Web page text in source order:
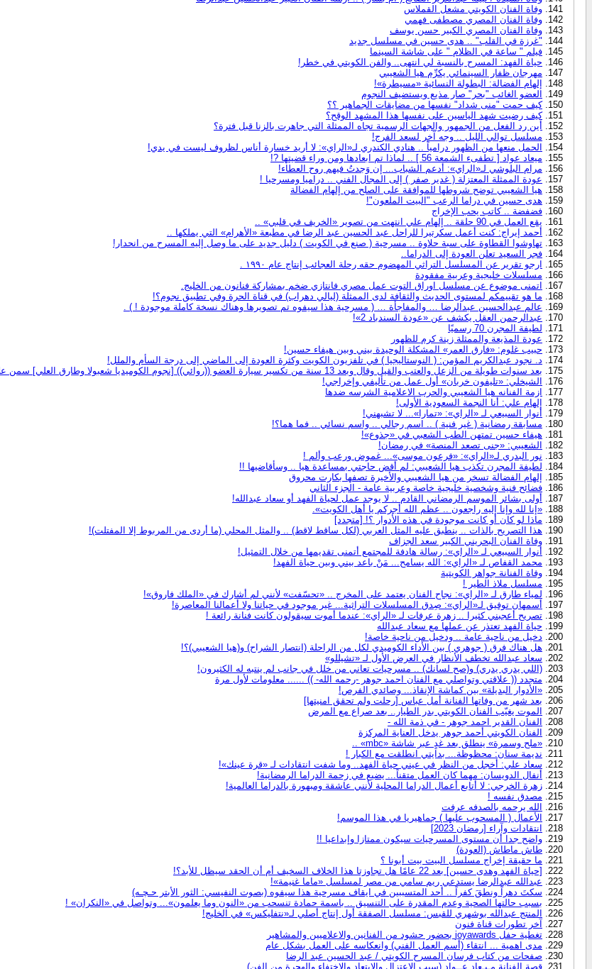
وفاة الفنان الكويتي مشعل القملاس
وفاة الفنان المصري مصطفى فهمي
وفاة الفنان المصري الكبير حسن يوسف
"غرزة في القلب" .. هدى حسين في مسلسل جديد
فيلم " ساعة في الظلام " على شاشة السينما
حياة الفهد: المسرح بالنسبة لي انتهى.. والفن الكويتي في خطر!
مهرجان ظفار السينمائي يكرِّم هيا الشعيبي
إلهام الفضالة: البطولة النسائية «مسيطرة»!
العضو الغائب "بحر" صار مذيع ويستضيف النجوم
كيف حمت "منى شداد" نفسها من مضايقات الجماهير ؟؟
كيف رضيت شهد الياسين على نفسها هذا المشهد الوقح؟
أين رد الفعل من الجمهور والجهات الرسمية تجاه الممثلة التي جاهرت بالزنا قبل فترة؟
مسلسل توالي الليل .. وجه آخر لسعد الفرج!
الحمل منعها من الظهور درامياً .. هنادي الكندري لـ«الراي»: لا أريد خسارة أناس لظروف ليست في يدي!
ميعاد عواد [ تطفىء الشمعة 56 ] .. لماذا تم ابعادها ومن وراء قضيتها ?!
مرام البلوشي لـ«الراي»: أدعم الشباب... إن وَجدتُ فيهم روح العطاء!
عودة الممثلة المعتزلة ( غدير صفر ) إلى المجال الفني .. دراميا ومسرحيا !
هيا الشعيبي توضح شروطها للموافقة على الصلح من إلهام الفضالة
هدى حسين في دراما الرعب "البيت الملعون"!
فضفضة .. كاتب يحب الإخراج
يقع العمل في 90 حلقة .. إلهام علي انتهت من تصوير «الخريف في قلبي» ..
أحمد إيراج: كنت أعمل سكرتيرا للراحل عبد الحسين عبد الرضا في مطبعة «الأهرام» التي يملكها ..
تهاوشوا القطاوة على سبة حلاوة .. مسرحية ( صنع في الكويت ) دليل جديد على ما وصل إليه المسرح من انحدار!
فجر السعيد تعلن العودة إلى الدراما..
ارجو تقرير عن المسلسل التراثي المهضوم حقه رحلة العجائب إنتاج عام ١٩٩٠ .
مسلسلات خليجية وعربية مفقودة
اتمنى موضوع عن مسلسل اوراق التوت عمل مصري فانتازي ضخم بمشاركة فنانون من الخليج.
ما هو تقييمكم لمستوى الحديث والثقافة لدى الممثلة (ليالي دهراب) في قناة الحرة وفي تطبيق نجوم؟!
عالم عبدالحسين عبدالرضا … والمفاجأة … ( مسرحية هذا سيفوه تم تصويرها وهناك نسخة كاملة موجودة ! ) .
عبدالرحمن العقل يكشف عن «عودة السندباد 2»!
لطيفة المجرن 70 رسميًا
عودة المذيعة والممثلة زينة كرم للظهور
حبيب غلوم: «فارق العمر» المشكلة الوحيدة بيني وبين هيفاء حسين!
د. نجود عبدالكريم المؤمن: ( النوستاليجيا ) في تلفزيون الكويت وكثرة العودة إلى الماضي إلى درجة السأم والملل!
بعد سنوات طويلة من الزعل والعتب والقيل وقال وبعد 13 سنة من تكسير سيارة العضو ((روائي)) [نجوم الكوميديا شعبولا وطارق العلي] سمن على عسل
الشيخلي: «تليفون خربان» أول عمل من تأليفي وإخراجي!
ازمة الفنانه هيا الشعيبي والحرب الاعلامية الشرسه ضدها
إلهام علي: أنا النجمة السعودية الأولى!
أنوار السبيعي لـ «الراي»: «تمارا»... لا تشبهني!
مسابقة رمضانية ( غير فنية ) .. اسم رجالي .. واسم نسائي .. فما هما؟!
هيفاء حسين تمتهن الطب الشعبي في «جذوع»!
الشعيبي: «جنى تصعد المنصة» في رمضان!
نور البدري لـ«الراي»: «فرعون موسى»... غموض ورعب وألم !
لطيفة المجرن تكذب هيا الشعيبي: لم أقض حاجتي بمساعدة هيا .. وسأقاضيها !!
إلهام الفضالة تسخر من هيا الشعيبي والأخيرة تصفها بكارت محروق
فضائح فنية وشخصية خليجية خاصة وعربية عامة - الجزء الثاني
أولى بشائر الموسم الرمضاني القادم .. لا يوجد عمل لحياة الفهد أو سعاد عبدالله!
«إنا لله وإنا إليه راجعون .. عظم الله أجركم يا أهل الكويت».
ماذا لو كان أو كانت موجودة في هذه الأدوار ؟! [متجدد]
هذا التصريح بالذات .. ينطبق عليه المثل العربي (لكل ساقط لاقط) .. والمثل المحلي (ما أردى من المربوط إلا المفتلت)!
وفاة الفنان البحريني الكبير سعد الجزاف
أنوار السبيعي لـ «الراي»: رسالة هادفة للمجتمع أتمنى تقديمها من خلال التمثيل!
محمد القفاص لـ «الراي»: الله يسامح... مَنْ باعد بيني وبين حياة الفهد!
وفاة الفنانة جواهر الكويتية
مسلسل ملاذ الطير !
لمياء طارق لـ «الراي»: نجاح الفنان يعتمد على المخرج .. «تحسّفت» لأنني لم أشارك في «الملك فاروق»!
أسمهان توفيق لـ«الراي»: صِدق المسلسلات التراثية... غير موجود في حياتنا ولا أعمالنا المعاصرة!
تصريح أعجبني كثيرا .. زهرة عرفات لـ «الراي»: عندما أموت سيقولون كانت فنانة رائعة !
حياة الفهد تعتذر عن عملها مع سعاد عبدالله
دخيل من ناحية عامة .. ودخيل من ناحية خاصة!
هل هناك فرق ( جوهري ) بين الأداء الكوميدي لكل من الراحلة (انتصار الشراح) و(هيا الشعيبي)؟!
سعاد عبدالله تخطف الأنظار في العرض الأول لـ «تشيللو»
(اللي يدري يدري) و(صح لسانك) .. مسرحيات تعاني من خلل في جانب لم ينتبه له الكثيرون!
متجدد (( علاقتي وتواصلي مع الفنان احمد جوهر -رحمه الله- )) ...... معلومات لأول مرة
«الأدوار البديلة» بين كماشة الإنقاذ... وصائدي الفرص!
بعد شهر من وفاتها الفنانة أمل عباس [رحلت ولم تحقق امنيتها]
الموت يغيّب الفنان الكويتي بدر الطيار.. بعد صراع مع المرض
الفنان القدير احمد جوهر - في ذمة الله -
الفنان الكويتي أحمد جوهر يدخل العناية المركزة
«ملح وسمرة» ينطلق بعد غدٍ عبر شاشة «mbc» ..
نديمة سنان: محظوظة... بدايتي انطلقت مع الكبار !
سعاد علي: أخجل من النظر في عيني حياة الفهد.. وما شفت انتقادات لـ «قرة عينك»!
أنفال الدويسان: مهما كان العمل متقناً... يضيع في زحمة الدراما الرمضانية!
زهرة الخرجي: لا أتابع أعمال الدراما المحلية لأنني عاشقة ومبهورة بالدراما العالمية!
مصدق نفسه !
الله يرحمه بالصدفه عرفت
الأعمال ( المسحوب عليها ) جماهيريا في هذا الموسم!
انتقادات وآراء [رمضان 2023]
واضح جدا أن مستوى المسرحيات سيكون ممتازا وإبداعيا !!
طاش ماطاش (العودة)
ما حقيقة إخراج مسلسل البيت بيت أبونا ؟
[حياة الفهد وهدى حسين] بعد 22 عامًا هل تجاوزتا هذا الخلاف السخيف أم أن الحقد سيظل للأبد؟!
عبدالله عبدالرضا يستدعي ريم سامي من مصر لمسلسل «ماما غنيمة»!
سكتَ دهراً ونطقَ كفراً .. أحد المتسببين في ايقاف مسرحية هذا سيفوه (بصوت النفيسي: الثور الأبتر حـچـه)
بسبب حالتها الصحية وعدم المقدرة على التنسيق .. باسمة حمادة تنسحب من «النون وما يعلمون»... وتواصل في «النكران» !
المنتج عبدالله بوشهري للقبس: مسلسل الصفقة أول إنتاج أصلي لـ«نتفليكس» في الخليج!
آخر تطورات قناة فنون
تغطية حفل joyawards بحضور حشود من الفنانين والاعلاميين والمشاهير
مدى اهمية ... انتقاء (أسم العمل الفني) وانعكاسه على العمل بشكل عام
صفحات من كتاب فرسان المسرح الكويتي / عبد الحسين عبد الرضا
قصة الفنانة مـيـعاد عــواد (سبب الاعتزال والابتعاد والاختفاء والهجرة من الفن)